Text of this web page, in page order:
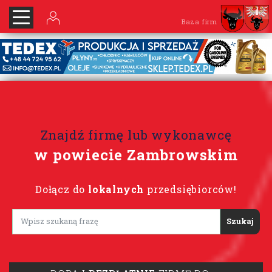
Baza firm
Znajdź firmę lub wykonawcę
w powiecie Zambrowskim
Dołącz do lokalnych przedsiębiorców!
Lorem ipsum